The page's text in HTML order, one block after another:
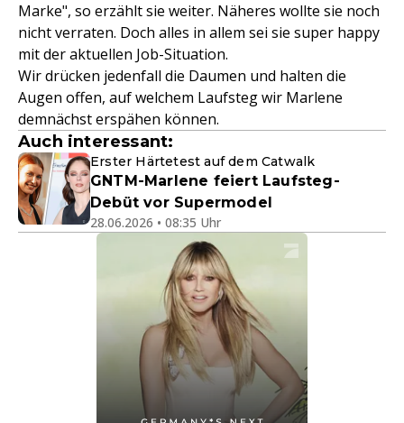
Marke", so erzählt sie weiter. Näheres wollte sie noch
nicht verraten. Doch alles in allem sei sie super happy
mit der aktuellen Job-Situation.
Wir drücken jedenfall die Daumen und halten die
Augen offen, auf welchem Laufsteg wir Marlene
demnächst erspähen können.
Auch interessant:
Erster Härtetest auf dem Catwalk
GNTM-Marlene feiert Laufsteg-
Debüt vor Supermodel
28.06.2026 • 08:35 Uhr